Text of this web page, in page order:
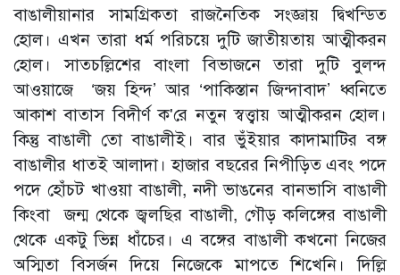
বাঙালীয়ানার সামগ্রিকতা রাজনৈতিক সংজ্ঞায় দ্বিখন্ডিত
হোল। এখন তারা ধর্ম পরিচয়ে দুটি জাতীয়তায় আত্মীকরন
হোল। সাতচল্লিশের বাংলা বিভাজনে তারা দুটি বুলন্দ
আওয়াজে ‘জয় হিন্দ’ আর ‘পাকিস্তান জিন্দাবাদ’ ধ্বনিতে
আকাশ বাতাস বিদীর্ণ ক'রে নতুন স্বত্ত্বায় আত্মীকরন হোল।
কিন্তু বাঙালী তো বাঙালীই। বার ভুঁইয়ার কাদামাটির বঙ্গ
বাঙালীর ধাতই আলাদা। হাজার বছরের নিপীড়িত এবং পদে
পদে হোঁচট খাওয়া বাঙালী, নদী ভাঙনের বানভাসি বাঙালী
কিংবা জন্ম থেকে জ্বলছির বাঙালী, গৌড় কলিঙ্গের বাঙালী
থেকে একটু ভিন্ন ধাঁচের। এ বঙ্গের বাঙালী কখনো নিজের
অস্মিতা বিসর্জন দিয়ে নিজেকে মাপতে শিখেনি। দিল্লি